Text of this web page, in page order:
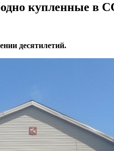
купленные в
десятилетий.